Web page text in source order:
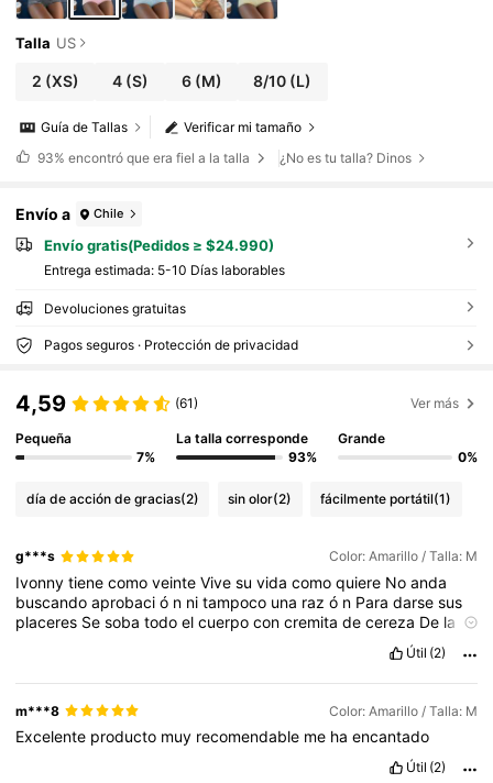
Talla US
2 (XS) 4(S) 6(M) 8/10 (L)
Verificar mi tamaño
Guía de Tallas
93% encontró que era fiel a la talla ¿No es tu talla? Dinos
Envío a Chile
Envío gratis(Pedidos ≥ $24.990)
Entrega estimada: 5-10 Días laborables
Devoluciones gratuitas
Pagos seguros · Protección de privacidad
4,59 (61) Ver más
Pequeña
7%
La talla corresponde
93%
Grande
0%
día de acción de gracias(2) sin olor(2) fácilmente portátil(1)
g***s Color: Amarillo / Talla: M
IvonnytienecomoveinteVivesuvidacomoquiere Noanda
buscandoaprobació n nitampoco una razó n Paradarsesus
placeres Sesobatodoelcuerpoconcremitadecereza De la
y
admirensubelleza
EllaesunescándaloEllatequitaeloxígenoEsunaobrade
ellaes punto
vieras bailandoLento Cómopiensaes
brillante, ellaesimpresionanteTodoen ellaesromántico
sticaSu
Útil (2)
m***8 Color: Amarillo / Talla: M
Excelente producto muy recomendable me haencantado
Útil (2)